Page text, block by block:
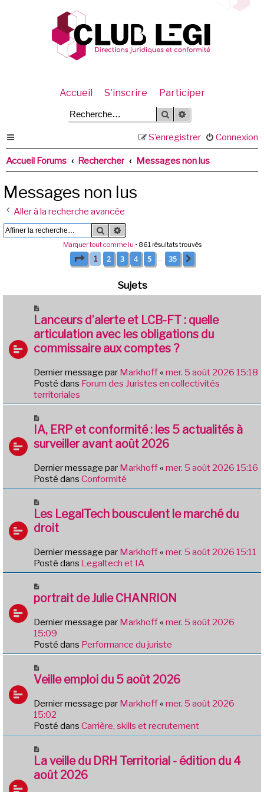
Accueil S'inscrire Participer
Rechercher
Connexion
S’enregistrer
Accueil Forums Rechercher Messages non lus
Messages non lus
Aller à la recherche avancée
Rechercher
Marquer tout comme lu • 861 résultats trouvés
Page 1sur35
1 2 3 4 5 35
Sujets
o
u
v
e
u
m
e
s
a
g
Lanceurs d’alerte et LCB-FT : quelle
articulation avec les obligations du
commissaire aux comptes ?
Dernier message par Markhoff« mer. 5 août 2026 15:18
Posté dans Forum des Juristes en collectivités
territoriales
o
u
v
a
u
s
s
g
e
IA, ERP et conformité : les 5 actualités à
surveiller avant août 2026
Dernier message par Markhoff« mer. 5 août 2026 15:16
Posté dans Conformité
o
u
v
a
u
s
a
g
e
Les LegalTech bousculent le marché du
droit
Dernier message par Markhoff« mer. 5 août 2026 15:11
Posté dans Legaltech et IA
o
v
e
a
u
e
s
a
g
e
portrait de Julie CHANRION
Dernier message par Markhoff« mer. 5 août 2026
15:09
Posté dans Performance du juriste
o
v
e
a
u
e
s
s
Veille emploi du 5 août 2026
Dernier message par Markhoff« mer. 5 août 2026
15:02
Posté dans Carrière, skills et recrutement
o
u
v
La veille du DRH Territorial - édition du 4
août 2026